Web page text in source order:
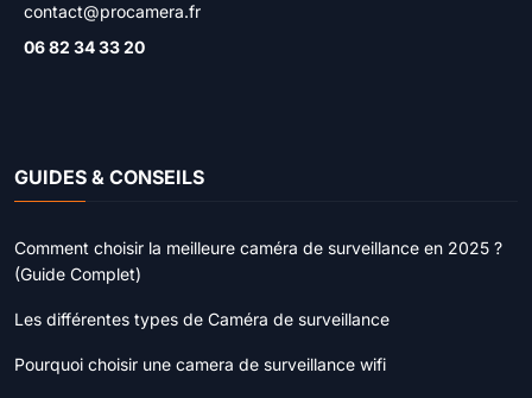
contact@procamera.fr
06 82 34 33 20
GUIDES & CONSEILS
Comment choisir la meilleure caméra de surveillance en 2025 ?
(Guide Complet)
Les différentes types de Caméra de surveillance
Pourquoi choisir une camera de surveillance wifi